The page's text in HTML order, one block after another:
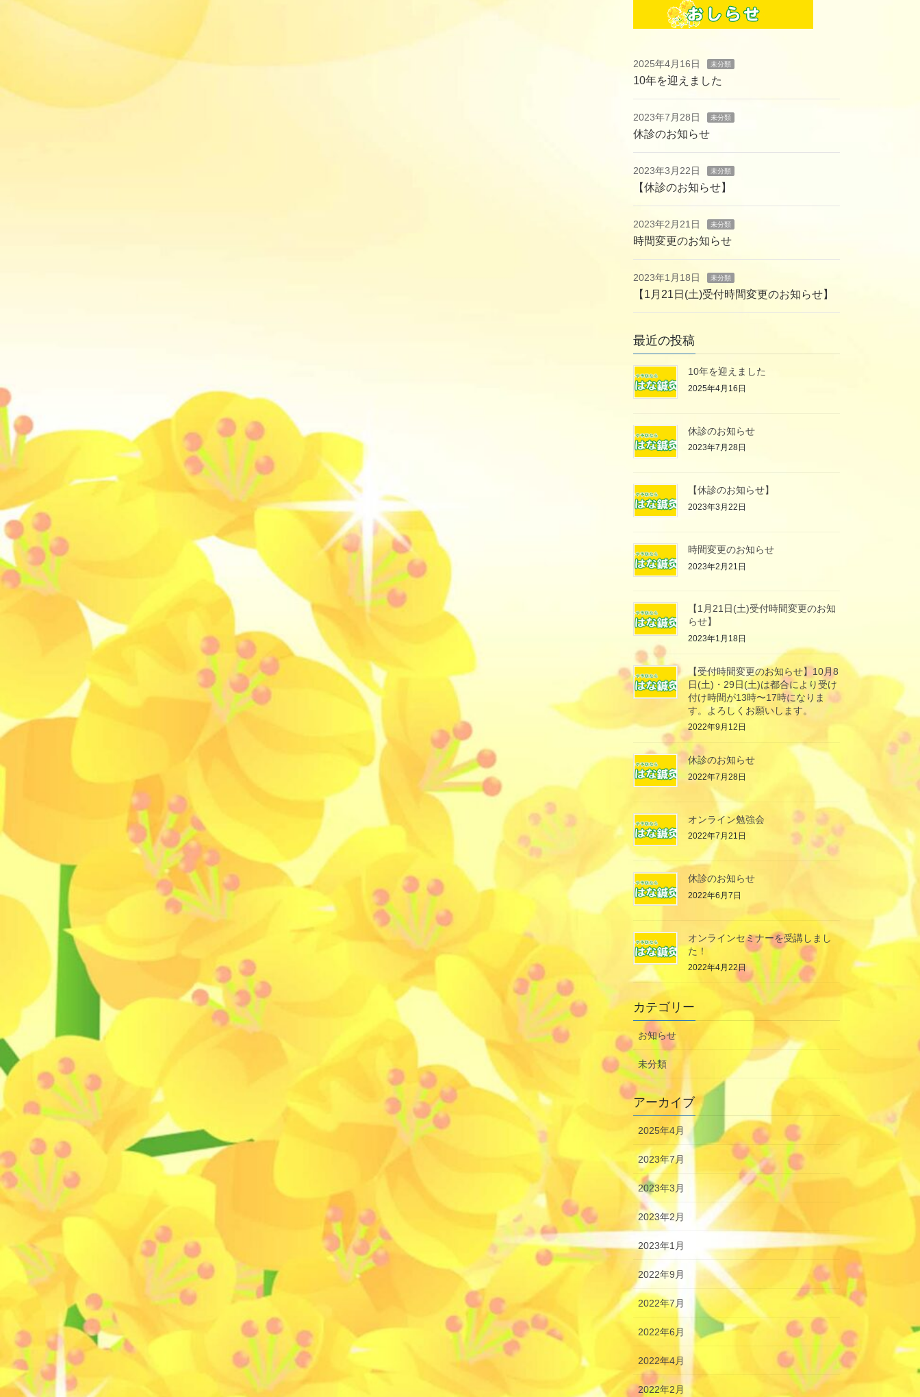
2025年4月16日 未分類
10年を迎えました
2023年7月28日 未分類
休診のお知らせ
2023年3月22日 未分類
【休診のお知らせ】
2023年2月21日 未分類
時間変更のお知らせ
2023年1月18日 未分類
【1月21日(土)受付時間変更のお知らせ】
最近の投稿
10年を迎えました
2025年4月16日
休診のお知らせ
2023年7月28日
【休診のお知らせ】
2023年3月22日
時間変更のお知らせ
2023年2月21日
【1月21日(土)受付時間変更のお知
らせ】
2023年1月18日
【受付時間変更のお知らせ】10月8
日(土)・29日(土)は都合により受け
付け時間が13時〜17時になりま
す。よろしくお願いします。
2022年9月12日
休診のお知らせ
2022年7月28日
オンライン勉強会
2022年7月21日
休診のお知らせ
2022年6月7日
オンラインセミナーを受講しまし
た！
2022年4月22日
カテゴリー
お知らせ
未分類
アーカイブ
2025年4月
2023年7月
2023年3月
2023年2月
2023年1月
2022年9月
2022年7月
2022年6月
2022年4月
2022年2月